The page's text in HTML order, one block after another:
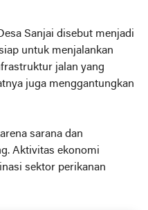
Sanjai disebut menjadi
untuk menjalankan
jalan yang
juga menggantungkan
sarana dan
Aktivitas ekonomi
sektor perikanan